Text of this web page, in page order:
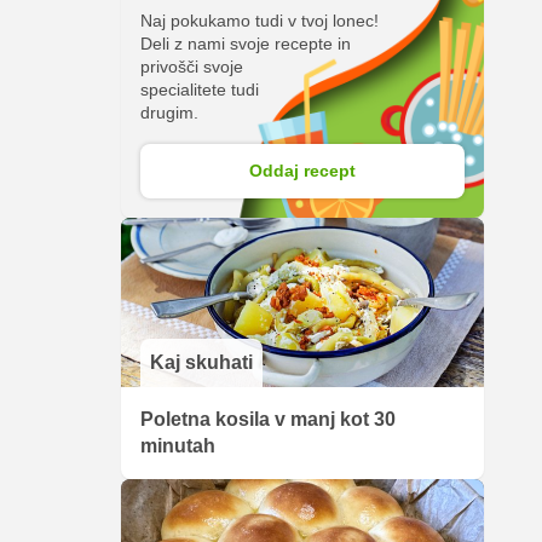
Naj pokukamo tudi v tvoj lonec!
Deli z nami svoje recepte in
privošči svoje
specialitete tudi
drugim.
Oddaj recept
Kaj skuhati
Poletna kosila v manj kot 30
minutah